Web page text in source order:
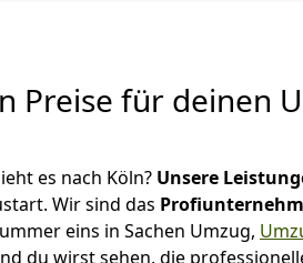
Preise für deinen
es nach Köln? Unsere
Wir sind das
eins in Sachen Umzug,
du wirst sehen, die